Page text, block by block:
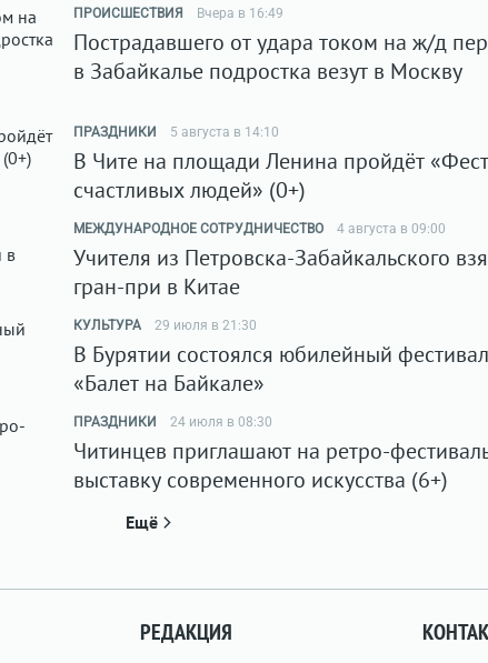
ПРОИСШЕСТВИЯ Вчера в 16:49
Пострадавшего от удара током на ж/д
в Забайкалье подростка везут в Москву
ПРАЗДНИКИ 5 августа в 14:10
В Чите на площади Ленина пройдёт
счастливых людей» (0+)
МЕЖДУНАРОДНОЕ СОТРУДНИЧЕСТВО 4 августа в 09:00
Учителя из Петровска-Забайкальского
гран-при в Китае
КУЛЬТУРА 29 июля в 21:30
В Бурятии состоялся юбилейный
«Балет на Байкале»
ПРАЗДНИКИ 24 июля в 08:30
Читинцев приглашают на ретро-
выставку современного искусства (6+)
Ещё
РЕДАКЦИЯ